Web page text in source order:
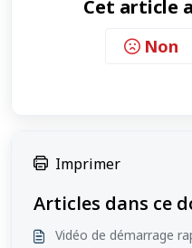
Cet article
Non
Imprimer
Articles dans ce
Vidéo de démarrage